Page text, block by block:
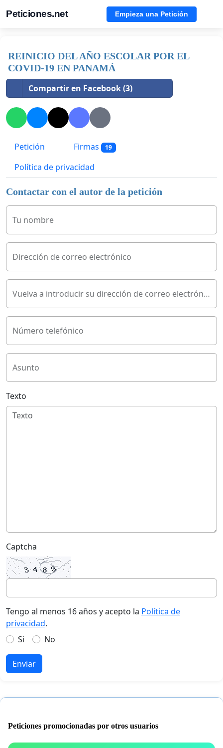
Peticiones.net Empieza una Petición
REINICIO DEL AÑO ESCOLAR POR EL
COVID-19 EN PANAMÁ
Compartir en Facebook (3)
Petición Firmas 19
Política de privacidad
Contactar con el autor de la petición
Tu nombre
Dirección de correo electrónico
Vuelva a introducir su dirección de correo electrónico
Número telefónico
Asunto
Texto
Captcha
Tengo al menos 16 años y acepto la Política de
privacidad.
Si
No
Enviar
Peticiones promocionadas por otros usuarios